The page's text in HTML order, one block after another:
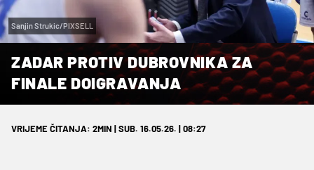
Sanjin Strukic/PIXSELL
ZADAR PROTIV DUBROVNIKA ZA
FINALE DOIGRAVANJA
VRIJEME ČITANJA: 2MIN | SUB. 16.05.26. | 08:27